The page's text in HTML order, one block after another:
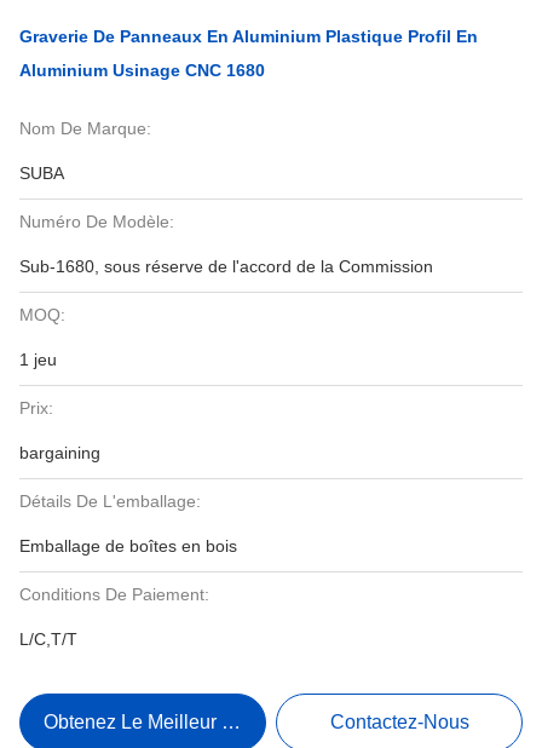
Graverie De Panneaux En Aluminium Plastique Profil En
Aluminium Usinage CNC 1680
Nom De Marque:
SUBA
Numéro De Modèle:
Sub-1680, sous réserve de l'accord de la Commission
MOQ:
1 jeu
Prix:
bargaining
Détails De L'emballage:
Emballage de boîtes en bois
Conditions De Paiement:
L/C,T/T
Obtenez Le Meilleur Prix Contactez-Nous